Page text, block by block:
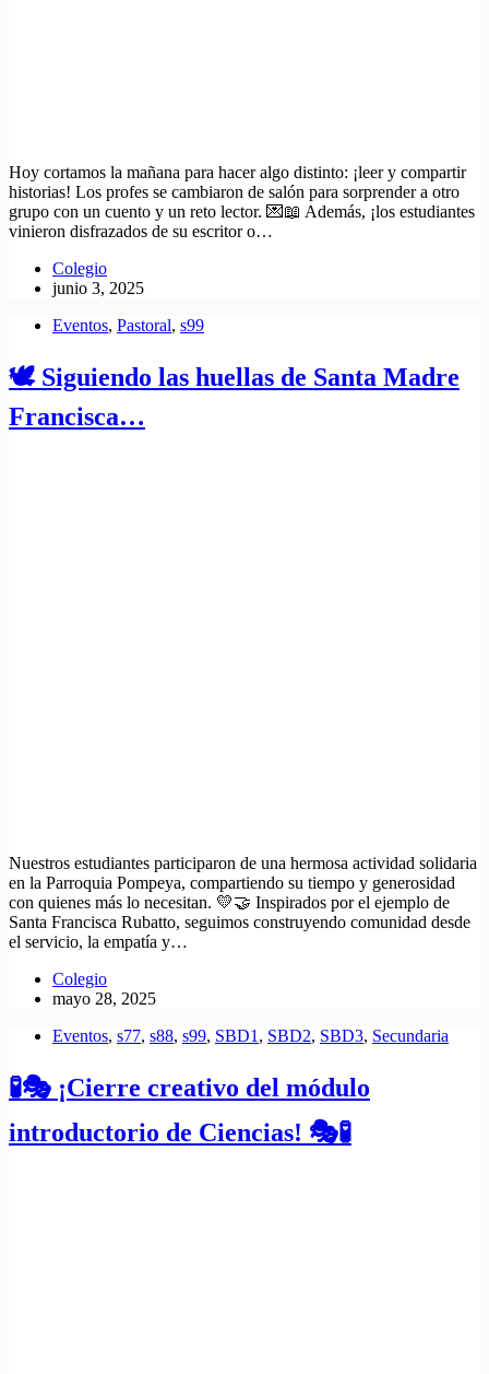
Hoy cortamos la mañana para hacer algo distinto: ¡leer y compartir
historias! Los profes se cambiaron de salón para sorprender a otro
grupo con un cuento y un reto lector. 💌📖 Además, ¡los estudiantes
vinieron disfrazados de su escritor o…
Colegio
junio 3, 2025
Eventos, Pastoral, s99
🕊️ Siguiendo las huellas de Santa Madre
Francisca…
Nuestros estudiantes participaron de una hermosa actividad solidaria
en la Parroquia Pompeya, compartiendo su tiempo y generosidad
con quienes más lo necesitan. 💛🤝 Inspirados por el ejemplo de
Santa Francisca Rubatto, seguimos construyendo comunidad desde
el servicio, la empatía y…
Colegio
mayo 28, 2025
Eventos, s77, s88, s99, SBD1 , SBD2, SBD3, Secundaria
🧪🎭 ¡Cierre creativo del módulo
introductorio de Ciencias! 🎭🧪